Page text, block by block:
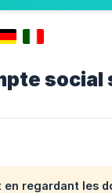
en regardant les